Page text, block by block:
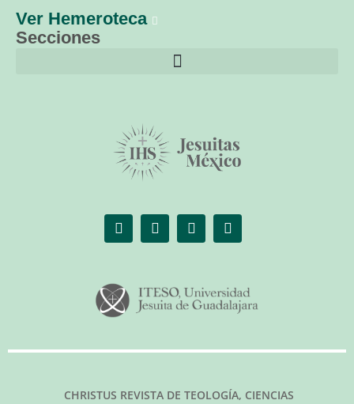
Ver Hemeroteca
Secciones
CHRISTUS REVISTA DE TEOLOGÍA, CIENCIAS